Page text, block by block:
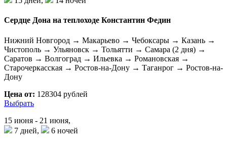
Сердце Дона на теплоходе Константин Федин
Нижний Новгород → Макарьево → Чебоксары → Казань →
Чистополь → Ульяновск → Тольятти → Самара (2 дня) →
Саратов → Волгоград → Ильевка → Романовская →
Старочеркасская → Ростов-на-Дону → Таганрог → Ростов-на-
Дону
Цена от: 128304 рублей
Выбрать
15 июня - 21 июня,
7 дней,
6 ночей